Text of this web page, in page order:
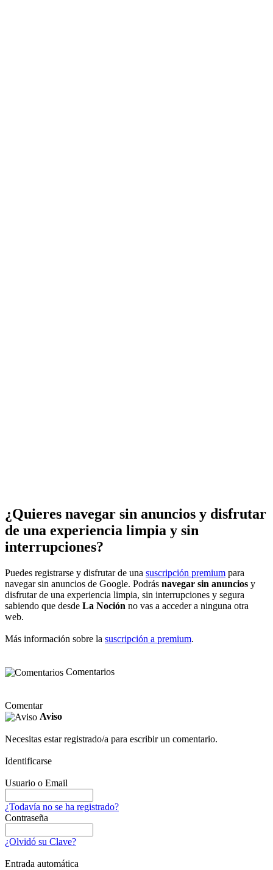
¿Quieres navegar sin anuncios y disfrutar
de una experiencia limpia y sin
interrupciones?
Puedes registrarse y disfrutar de una suscripción premium para
navegar sin anuncios de Google. Podrás navegar sin anuncios y
disfrutar de una experiencia limpia, sin interrupciones y segura
sabiendo que desde La Noción no vas a acceder a ninguna otra
web.
Más información sobre la suscripción a premium.
Comentarios
Comentar
Aviso
Necesitas estar registrado/a para escribir un comentario.
Identificarse
Usuario o Email
¿Todavía no se ha registrado?
Contraseña
¿Olvidó su Clave?
Entrada automática